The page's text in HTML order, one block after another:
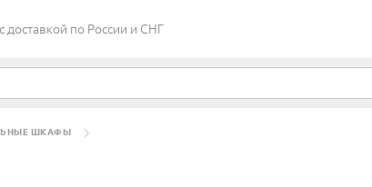
по России и СНГ
ШКАФЫ